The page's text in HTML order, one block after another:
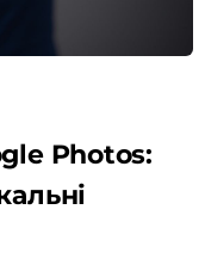
Photos: